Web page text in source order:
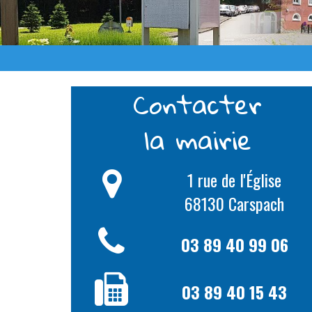
Contacter
la mairie
1 rue de l'Église
68130 Carspach
03 89 40 99 06
03 89 40 15 43